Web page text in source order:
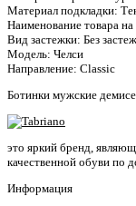
Материал подкладки:
Наименование товара на
Вид застежки: Без
Модель: Челси
Направление: Classic
Ботинки мужские
это яркий бренд,
качественной обуви по
Информация